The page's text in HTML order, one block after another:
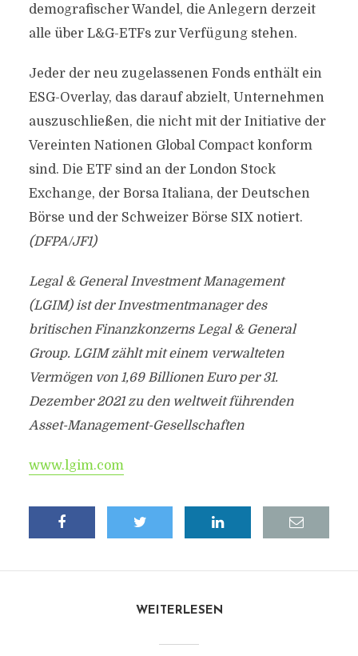
demografischer Wandel, die Anlegern derzeit
alle über L&G-ETFs zur Verfügung stehen.
Jeder der neu zugelassenen Fonds enthält ein
ESG-Overlay, das darauf abzielt, Unternehmen
auszuschließen, die nicht mit der Initiative der
Vereinten Nationen Global Compact konform
sind. Die ETF sind an der London Stock
Exchange, der Borsa Italiana, der Deutschen
Börse und der Schweizer Börse SIX notiert.
(DFPA/JF1)
Legal & General Investment Management
(LGIM) ist der Investmentmanager des
britischen Finanzkonzerns Legal & General
Group. LGIM zählt mit einem verwalteten
Vermögen von 1,69 Billionen Euro per 31.
Dezember 2021 zu den weltweit führenden
Asset-Management-Gesellschaften
www.lgim.com
WEITERLESEN